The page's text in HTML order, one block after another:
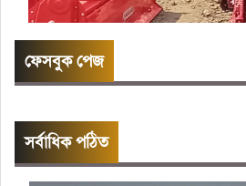
ফেসবুক পেজ
সর্বাধিক পঠিত